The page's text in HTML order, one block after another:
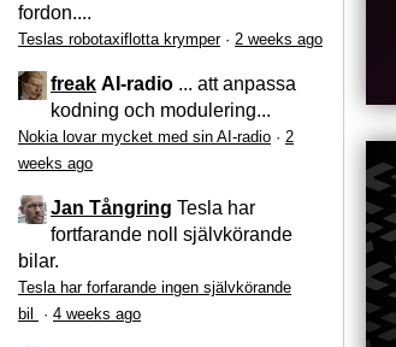
fordon....
Teslas robotaxiflotta krymper· 2 weeks ago
freak AI-radio ... att anpassa
kodning och modulering...
Nokia lovar mycket med sin AI-radio · 2
weeks ago
Jan Tångring Tesla har
fortfarande noll självkörande
bilar.
Tesla har forfarande ingen självkörande
bil
· 4 weeks ago